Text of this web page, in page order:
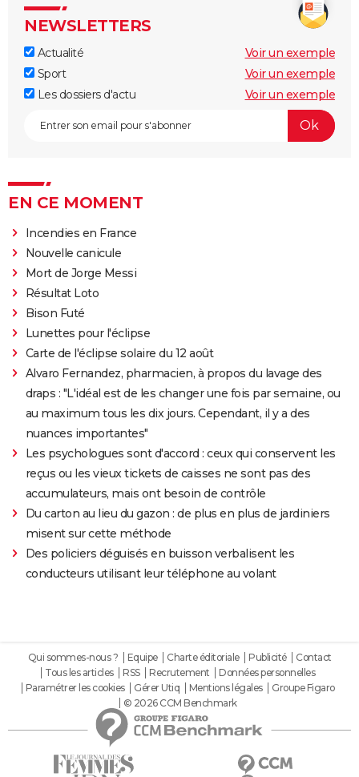
NEWSLETTERS
Actualité
Voir un exemple
Sport
Voir un exemple
Les dossiers d'actu
Voir un exemple
EN CE MOMENT
Incendies en France
Nouvelle canicule
Mort de Jorge Messi
Résultat Loto
Bison Futé
Lunettes pour l'éclipse
Carte de l'éclipse solaire du 12 août
Alvaro Fernandez, pharmacien, à propos du lavage des
draps : "L'idéal est de les changer une fois par semaine, ou
au maximum tous les dix jours. Cependant, il y a des
nuances importantes"
Les psychologues sont d'accord : ceux qui conservent les
reçus ou les vieux tickets de caisses ne sont pas des
accumulateurs, mais ont besoin de contrôle
Du carton au lieu du gazon : de plus en plus de jardiniers
misent sur cette méthode
Des policiers déguisés en buisson verbalisent les
conducteurs utilisant leur téléphone au volant
Qui sommes-nous ? Equipe Charte éditoriale Publicité
Contact
Tous les articles
RSS Recrutement
Données personnelles
Paramétrer les cookies
Gérer Utiq Mentions légales
Groupe Figaro
© 2026 CCM Benchmark